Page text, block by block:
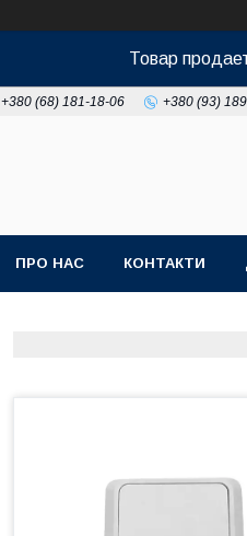
Товар
+380 (68) 181-18-06 +380 (93)
ПРО НАС КОНТАКТИ